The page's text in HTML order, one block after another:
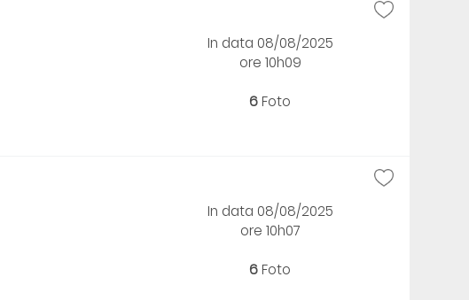
In data 08/08/2025
ore 10h09
6 Foto
In data 08/08/2025
ore 10h07
6 Foto